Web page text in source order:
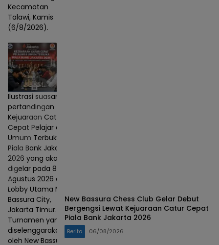
Kecamatan
Talawi, Kamis
(6/8/2026).
Ilustrasi suasana
pertandingan
Kejuaraan Catur
Cepat Pelajar dan
Umum Terbuka
Piala Bank Jakarta
2026 yang akan
digelar pada 8–9
Agustus 2026 di
Lobby Utama Mall
Bassura City,
Jakarta Timur.
Turnamen yang
diselenggarakan
oleh New Bassura
New Bassura Chess Club Gelar Debut
Bergengsi Lewat Kejuaraan Catur Cepat
Piala Bank Jakarta 2026
Berita 06/08/2026